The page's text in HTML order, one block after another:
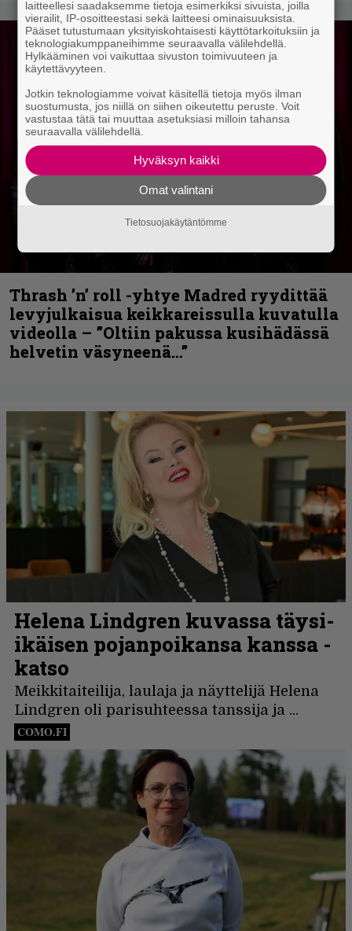
Thrash ’n’ roll -yhtye Madred ryydittää
levyjulkaisua keikkareissulla kuvatulla
videolla – ”Oltiin pakussa kusihädässä
helvetin väsyneenä…”
laitteellesi saadaksemme tietoja esimerkiksi sivuista, joilla
vierailit, IP-osoitteestasi sekä laitteesi ominaisuuksista.
Pääset tutustumaan yksityiskohtaisesti käyttötarkoituksiin ja
teknologiakumppaneihimme seuraavalla välilehdellä.
Hylkääminen voi vaikuttaa sivuston toimivuuteen ja
käytettävyyteen.
Jotkin teknologiamme voivat käsitellä tietoja myös ilman
suostumusta, jos niillä on siihen oikeutettu peruste. Voit
vastustaa tätä tai muuttaa asetuksiasi milloin tahansa
seuraavalla välilehdellä.
Hyväksyn kaikki
Omat valintani
Tietosuojakäytäntömme